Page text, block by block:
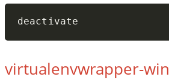
deactivate
virtualenvwrapper-win